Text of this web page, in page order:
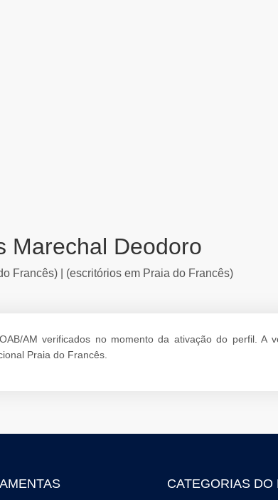
Marechal Deodoro
Francês) | (escritórios em Praia do Francês)
AM verificados no momento da ativação do perfil. A
Praia do Francês.
CATEGORIAS DO